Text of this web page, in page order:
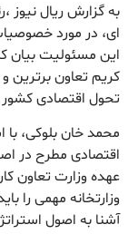
به گزارش ریال نیوز
ای، در مورد
این مسئولیت بیان
کریم تعاون برترین
تحول اقتصادی
محمد خان بلوکی،
عهده وزارت تعاون
وزارتخانه مهمی را
آشنا به اصول